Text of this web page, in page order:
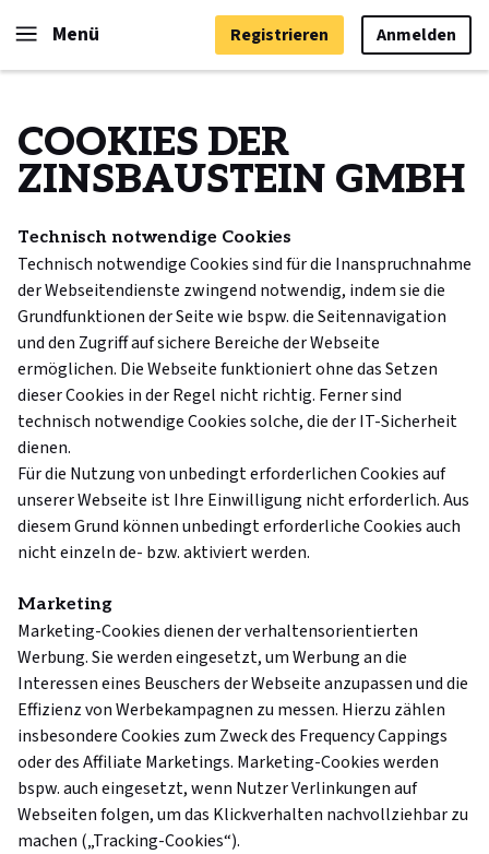
Menü Registrieren Anmelden
COOKIES DER
ZINSBAUSTEIN GMBH
Technisch notwendige Cookies
Technisch notwendige Cookies sind für die Inanspruchnahme
der Webseitendienste zwingend notwendig, indem sie die
Grundfunktionen der Seite wie bspw. die Seitennavigation
und den Zugriff auf sichere Bereiche der Webseite
ermöglichen. Die Webseite funktioniert ohne das Setzen
dieser Cookies in der Regel nicht richtig. Ferner sind
technisch notwendige Cookies solche, die der IT-Sicherheit
dienen.
Für die Nutzung von unbedingt erforderlichen Cookies auf
unserer Webseite ist Ihre Einwilligung nicht erforderlich. Aus
diesem Grund können unbedingt erforderliche Cookies auch
nicht einzeln de- bzw. aktiviert werden.
Marketing
Marketing-Cookies dienen der verhaltensorientierten
Werbung. Sie werden eingesetzt, um Werbung an die
Interessen eines Beuschers der Webseite anzupassen und die
Effizienz von Werbekampagnen zu messen. Hierzu zählen
insbesondere Cookies zum Zweck des Frequency Cappings
oder des Affiliate Marketings. Marketing-Cookies werden
bspw. auch eingesetzt, wenn Nutzer Verlinkungen auf
Webseiten folgen, um das Klickverhalten nachvollziehbar zu
machen („Tracking-Cookies“).